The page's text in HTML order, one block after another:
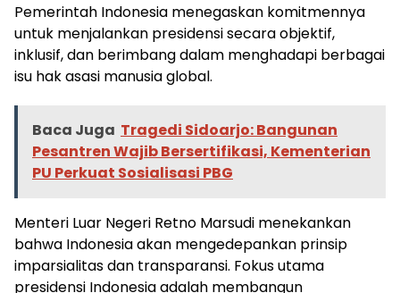
Pemerintah Indonesia menegaskan komitmennya
untuk menjalankan presidensi secara objektif,
inklusif, dan berimbang dalam menghadapi berbagai
isu hak asasi manusia global.
Baca Juga Tragedi Sidoarjo: Bangunan
Pesantren Wajib Bersertifikasi, Kementerian
PU Perkuat Sosialisasi PBG
Menteri Luar Negeri Retno Marsudi menekankan
bahwa Indonesia akan mengedepankan prinsip
imparsialitas dan transparansi. Fokus utama
presidensi Indonesia adalah membangun